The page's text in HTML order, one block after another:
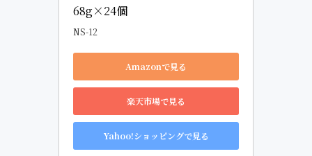
68g×24個
NS-12
Amazonで見る
楽天市場で見る
Yahoo!ショッピングで見る